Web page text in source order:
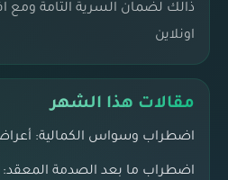
ذالك لضمان السرية التامة
اونلاين
مقالات هذا الشهر
اضطراب وسواس الكمالية:
اضطراب ما بعد الصدمة المعقد: